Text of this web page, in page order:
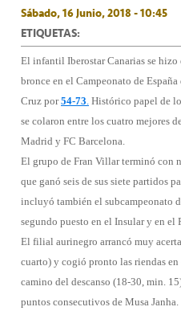
Sábado, 16 Junio, 2018 - 10:45
ETIQUETAS:
El infantil Iberostar Canarias se hizo
bronce en el Campeonato de
Cruz por54-73. Histórico papel de
se colaron entre los cuatro mejores
Madrid y FC Barcelona.
El grupo de Fran Villar terminó con
que ganó seis de sus siete partidos
incluyó también el subcampeonato
segundo puesto en el Insular y en el
El filial aurinegro arrancó muy
cuarto) y cogió pronto las riendas
camino del descanso (18-30, min.
puntos consecutivos de Musa Janha.